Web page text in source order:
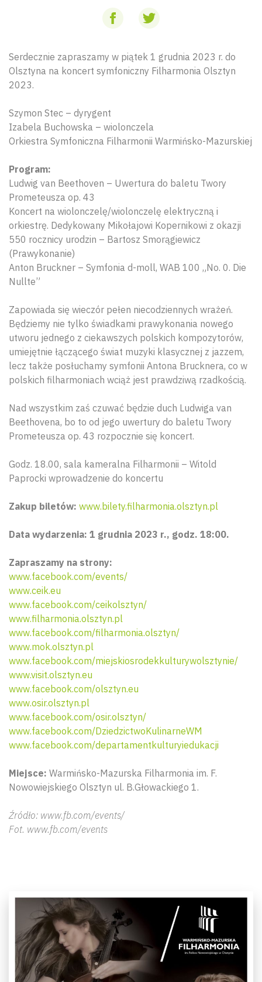
Serdecznie zapraszamy w piątek 1 grudnia 2023 r. do
Olsztyna na koncert symfoniczny Filharmonia Olsztyn
2023.
Szymon Stec – dyrygent
Izabela Buchowska – wiolonczela
Orkiestra Symfoniczna Filharmonii Warmińsko-Mazurskiej
Program:
Ludwig van Beethoven – Uwertura do baletu Twory
Prometeusza op. 43
Koncert na wiolonczelę/wiolonczelę elektryczną i
orkiestrę. Dedykowany Mikołajowi Kopernikowi z okazji
550 rocznicy urodzin – Bartosz Smorągiewicz
(Prawykonanie)
Anton Bruckner – Symfonia d-moll, WAB 100 „No. 0. Die
Nullte”
Zapowiada się wieczór pełen niecodziennych wrażeń.
Będziemy nie tylko świadkami prawykonania nowego
utworu jednego z ciekawszych polskich kompozytorów,
umiejętnie łączącego świat muzyki klasycznej z jazzem,
lecz także posłuchamy symfonii Antona Brucknera, co w
polskich filharmoniach wciąż jest prawdziwą rzadkością.
Nad wszystkim zaś czuwać będzie duch Ludwiga van
Beethovena, bo to od jego uwertury do baletu Twory
Prometeusza op. 43 rozpocznie się koncert.
Godz. 18.00, sala kameralna Filharmonii – Witold
Paprocki wprowadzenie do koncertu
Zakup biletów: www.bilety.filharmonia.olsztyn.pl
Data wydarzenia: 1 grudnia 2023 r., godz. 18:00.
Zapraszamy na strony:
www.facebook.com/events/
www.ceik.eu
www.facebook.com/ceikolsztyn/
www.filharmonia.olsztyn.pl
www.facebook.com/filharmonia.olsztyn/
www.mok.olsztyn.pl
www.facebook.com/miejskiosrodekkulturywolsztynie/
www.visit.olsztyn.eu
www.facebook.com/olsztyn.eu
www.osir.olsztyn.pl
www.facebook.com/osir.olsztyn/
www.facebook.com/DziedzictwoKulinarneWM
www.facebook.com/departamentkulturyiedukacji
Miejsce: Warmińsko-Mazurska Filharmonia im. F.
Nowowiejskiego Olsztyn ul. B.Głowackiego 1.
Źródło: www.fb.com/events/
Fot. www.fb.com/events